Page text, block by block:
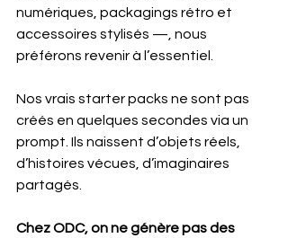
numériques, packagings rétro et
accessoires stylisés —, nous
préférons revenir à l’essentiel.
Nos vrais starter packs ne sont pas
créés en quelques secondes via un
prompt. Ils naissent d’objets réels,
d’histoires vécues, d’imaginaires
partagés.
Chez ODC, on ne génère pas des